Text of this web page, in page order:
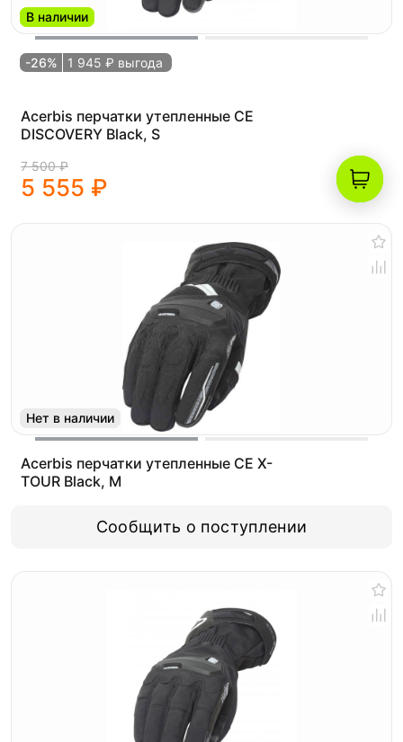
В наличии
-26% 1 945 ₽ выгода
Acerbis перчатки утепленные CE
DISCOVERY Black, S
7 500 ₽
5 555 ₽
Нет в наличии
Acerbis перчатки утепленные CE X-
TOUR Black, M
Сообщить о поступлении